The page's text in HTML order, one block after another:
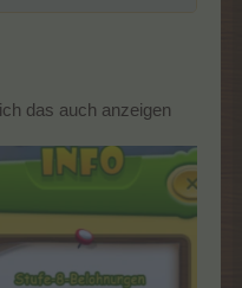
das auch anzeigen